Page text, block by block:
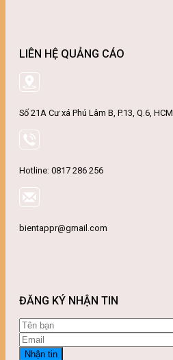
LIÊN HỆ QUẢNG CÁO
Số 21A Cư xá Phú Lâm B, P.13, Q.6, HCM
Hotline: 0817 286 256
bientappr@gmail.com
ĐĂNG KÝ NHẬN TIN